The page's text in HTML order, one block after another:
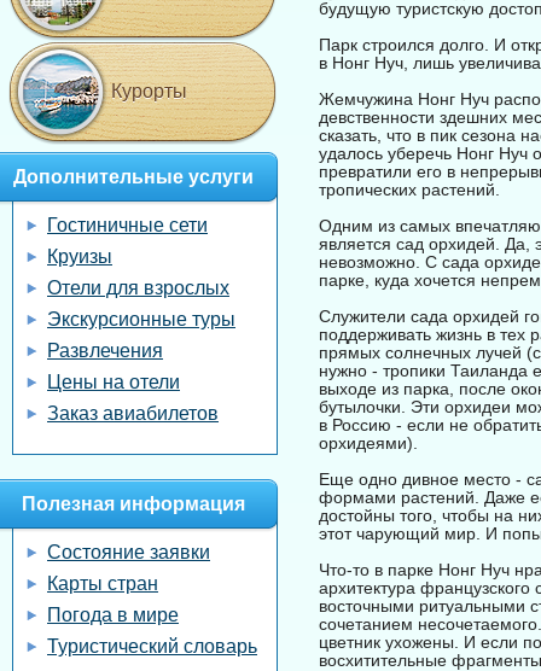
будущую туристскую
Парк строился долго. И
в Нонг Нуч, лишь
Жемчужина Нонг Нуч
девственности здешних
сказать, что в пик сезона
удалось уберечь Нонг Нуч
превратили его в
тропических растений.
Одним из самых
является сад орхидей. Да,
невозможно. С сада
парке, куда хочется
Служители сада орхидей
поддерживать жизнь в тех
прямых солнечных лучей
нужно - тропики Таиланда
выходе из парка, после
бутылочки. Эти орхидеи
в Россию - если не
орхидеями).
Еще одно дивное место -
формами растений. Даже
достойны того, чтобы на
этот чарующий мир. И
Что-то в парке Нонг Нуч
архитектура
восточными ритуальными
сочетанием
цветник ухожены. И если
восхитительные
Курорты
Дополнительные услуги
Гостиничные сети
Круизы
Отели для взрослых
Экскурсионные туры
Развлечения
Цены на отели
Заказ авиабилетов
Полезная информация
Состояние заявки
Карты стран
Погода в мире
Туристический словарь